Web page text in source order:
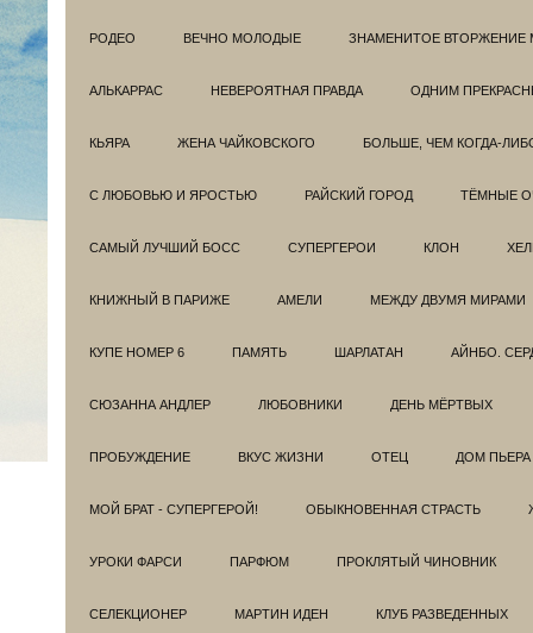
РОДЕО ВЕЧНО МОЛОДЫЕ ЗНАМЕНИТОЕ ВТОРЖЕНИЕ
АЛЬКАРРАС НЕВЕРОЯТНАЯ ПРАВДА ОДНИМ
КЬЯРА ЖЕНА ЧАЙКОВСКОГО БОЛЬШЕ, ЧЕМ КОГДА-
С ЛЮБОВЬЮ И ЯРОСТЬЮ РАЙСКИЙ ГОРОД ТЁМНЫЕ
САМЫЙ ЛУЧШИЙ БОСС СУПЕРГЕРОИ КЛОН
КНИЖНЫЙ В ПАРИЖЕ АМЕЛИ МЕЖДУ ДВУМЯ МИРАМИ
КУПЕ НОМЕР 6 ПАМЯТЬ ШАРЛАТАН АЙНБО.
СЮЗАННА АНДЛЕР ЛЮБОВНИКИ ДЕНЬ МЁРТВЫХ
ПРОБУЖДЕНИЕ ВКУС ЖИЗНИ ОТЕЦ ДОМ ПЬЕРА
МОЙ БРАТ - СУПЕРГЕРОЙ! ОБЫКНОВЕННАЯ СТРАСТЬ
УРОКИ ФАРСИ ПАРФЮМ ПРОКЛЯТЫЙ ЧИНОВНИК
СЕЛЕКЦИОНЕР МАРТИН ИДЕН КЛУБ РАЗВЕДEННЫХ